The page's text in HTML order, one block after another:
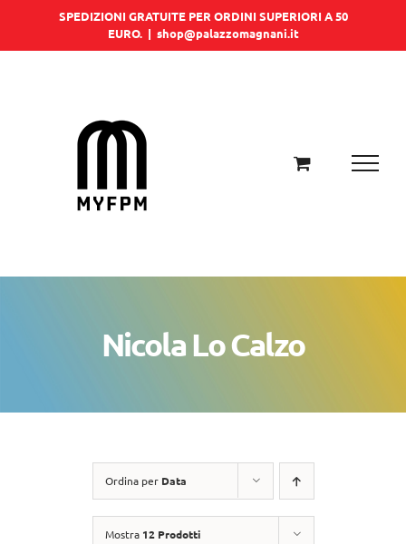
SPEDIZIONI GRATUITE PER ORDINI SUPERIORI A 50
EURO. | shop@palazzomagnani.it
Nicola Lo Calzo
Ordina per Data
Mostra 12 Prodotti